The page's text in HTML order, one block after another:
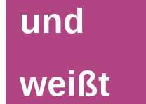
und
weißt